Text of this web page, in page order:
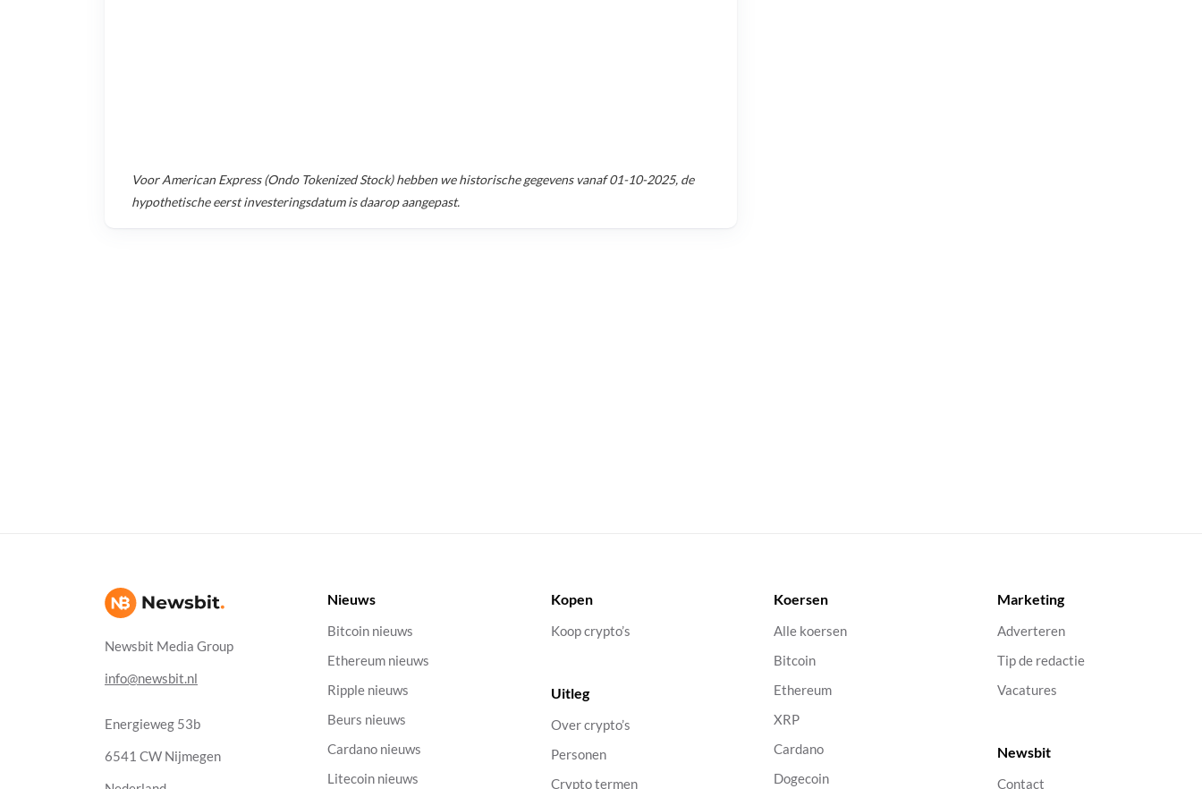
VoorAmerican Express (Ondo Tokenized Stock)hebben we historische gegevens vanaf01-10-2025, de
hypothetische eerst investeringsdatum is daarop aangepast.
Newsbit Media Group
info@newsbit.nl
Energieweg 53b
6541 CW Nijmegen
Nieuws
Bitcoin nieuws
Ethereum nieuws
Ripple nieuws
Beurs nieuws
Cardano nieuws
Litecoin nieuws
Kopen
Koop crypto’s
Uitleg
Over crypto’s
Personen
Crypto termen
Koersen
Alle koersen
Bitcoin
Ethereum
XRP
Cardano
Dogecoin
Marketing
Adverteren
Tip de redactie
Vacatures
Newsbit
Contact